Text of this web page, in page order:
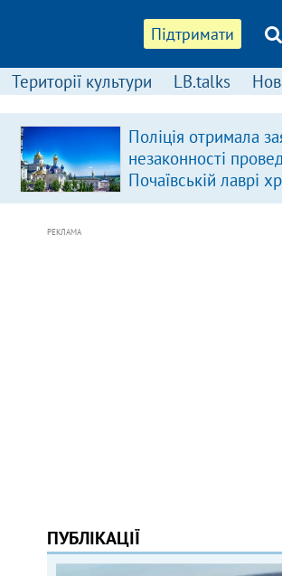
Підтримати
Території культури LB.talks
Поліція отримала
незаконності
Почаївській лаврі
РЕКЛАМА
ПУБЛІКАЦІЇ